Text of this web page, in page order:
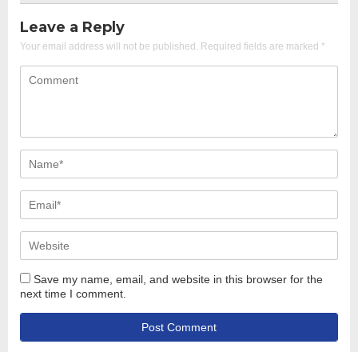
Leave a Reply
Your email address will not be published. Required fields are marked *
Save my name, email, and website in this browser for the
next time I comment.